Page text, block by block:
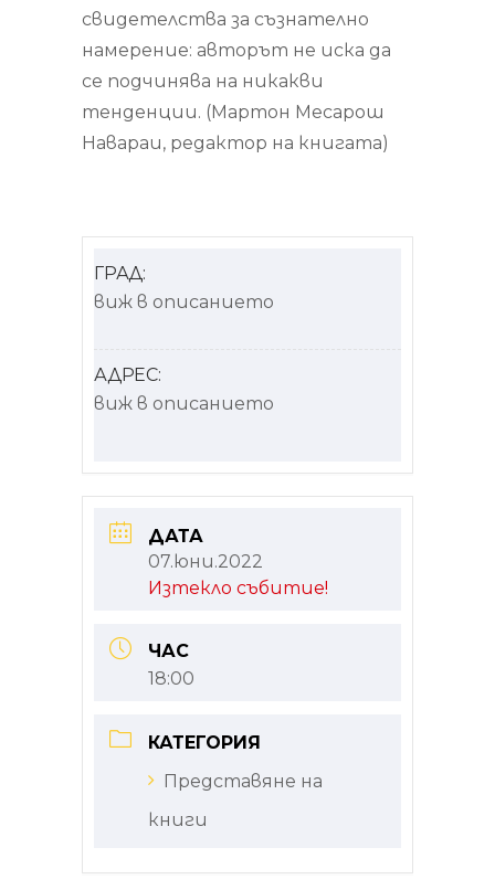
свидетелства за съзнателно
намерение: авторът не иска да
се подчинява на никакви
тенденции. (Мартон Месарош
Навараи, редактор на книгата)
ГРАД:
виж в описанието
АДРЕС:
виж в описанието
ДАТА
07.юни.2022
Изтекло събитие!
ЧАС
18:00
КАТЕГОРИЯ
Представяне на
книги